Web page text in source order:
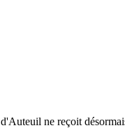
ne reçoit